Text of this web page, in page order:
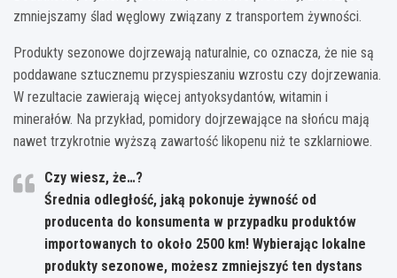
zmniejszamy ślad węglowy związany z transportem żywności.
Produkty sezonowe dojrzewają naturalnie, co oznacza, że nie są
poddawane sztucznemu przyspieszaniu wzrostu czy dojrzewania.
W rezultacie zawierają więcej antyoksydantów, witamin i
minerałów. Na przykład, pomidory dojrzewające na słońcu mają
nawet trzykrotnie wyższą zawartość likopenu niż te szklarniowe.
Czy wiesz, że…?
Średnia odległość, jaką pokonuje żywność od
producenta do konsumenta w przypadku produktów
importowanych to około 2500 km! Wybierając lokalne
produkty sezonowe, możesz zmniejszyć ten dystans